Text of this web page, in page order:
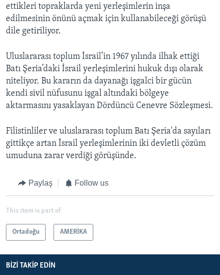
ettikleri topraklarda yeni yerleşimlerin inşa
edilmesinin önünü açmak için kullanabileceği görüşü
dile getiriliyor.
Uluslararası toplum İsrail’in 1967 yılında ilhak ettiği
Batı Şeria’daki İsrail yerleşimlerini hukuk dışı olarak
niteliyor. Bu kararın da dayanağı işgalci bir gücün
kendi sivil nüfusunu işgal altındaki bölgeye
aktarmasını yasaklayan Dördüncü Cenevre Sözleşmesi.
Filistinliler ve uluslararası toplum Batı Şeria'da sayıları
gittikçe artan İsrail yerleşimlerinin iki devletli çözüm
umuduna zarar verdiği görüşünde.
Paylaş Follow us
This item is part of
Ortadoğu AMERİKA
BIZI TAKIP EDIN